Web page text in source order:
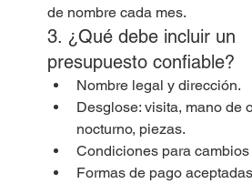
de nombre cada mes.
3. ¿Qué debe incluir un
presupuesto confiable?
Nombre legal y dirección.
Desglose: visita, mano de
nocturno, piezas.
Condiciones para cambios
Formas de pago